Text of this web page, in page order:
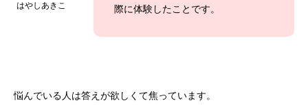
はやしあきこ 際に体験したことです。
悩んでいる人は答えが欲しくて焦っています。